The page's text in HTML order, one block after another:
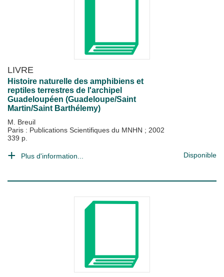
LIVRE
Histoire naturelle des amphibiens et
reptiles terrestres de l'archipel
Guadeloupéen (Guadeloupe/Saint
Martin/Saint Barthélemy)
M. Breuil
Paris : Publications Scientifiques du MNHN ; 2002
339 p.
Plus d'information... Disponible